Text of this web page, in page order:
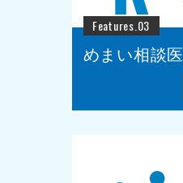
Features.03
めまい相談医